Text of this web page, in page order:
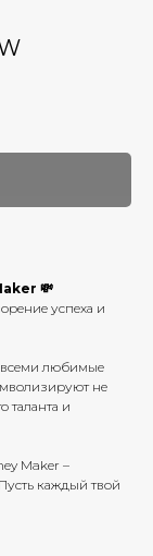
💸
успеха и
всеми любимые
не
таланта и
Maker –
каждый твой